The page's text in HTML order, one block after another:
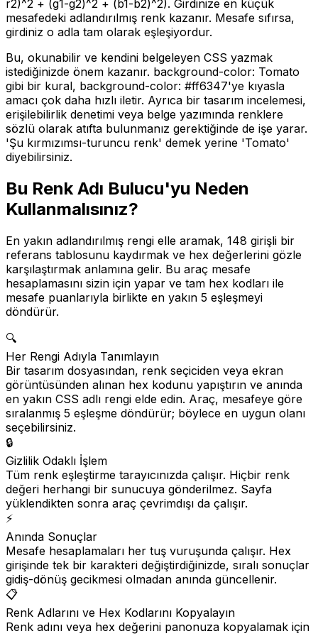
r2)^2 + (g1-g2)^2 + (b1-b2)^2). Girdinize en küçük
mesafedeki adlandırılmış renk kazanır. Mesafe sıfırsa,
girdiniz o adla tam olarak eşleşiyordur.
Bu, okunabilir ve kendini belgeleyen CSS yazmak
istediğinizde önem kazanır. background-color: Tomato
gibi bir kural, background-color: #ff6347'ye kıyasla
amacı çok daha hızlı iletir. Ayrıca bir tasarım incelemesi,
erişilebilirlik denetimi veya belge yazımında renklere
sözlü olarak atıfta bulunmanız gerektiğinde de işe yarar.
'Şu kırmızımsı-turuncu renk' demek yerine 'Tomato'
diyebilirsiniz.
Bu Renk Adı Bulucu'yu Neden
Kullanmalısınız?
En yakın adlandırılmış rengi elle aramak, 148 girişli bir
referans tablosunu kaydırmak ve hex değerlerini gözle
karşılaştırmak anlamına gelir. Bu araç mesafe
hesaplamasını sizin için yapar ve tam hex kodları ile
mesafe puanlarıyla birlikte en yakın 5 eşleşmeyi
döndürür.
🔍
Her Rengi Adıyla Tanımlayın
Bir tasarım dosyasından, renk seçiciden veya ekran
görüntüsünden alınan hex kodunu yapıştırın ve anında
en yakın CSS adlı rengi elde edin. Araç, mesafeye göre
sıralanmış 5 eşleşme döndürür; böylece en uygun olanı
seçebilirsiniz.
🔒
Gizlilik Odaklı İşlem
Tüm renk eşleştirme tarayıcınızda çalışır. Hiçbir renk
değeri herhangi bir sunucuya gönderilmez. Sayfa
yüklendikten sonra araç çevrimdışı da çalışır.
⚡
Anında Sonuçlar
Mesafe hesaplamaları her tuş vuruşunda çalışır. Hex
girişinde tek bir karakteri değiştirdiğinizde, sıralı sonuçlar
gidiş-dönüş gecikmesi olmadan anında güncellenir.
📋
Renk Adlarını ve Hex Kodlarını Kopyalayın
Renk adını veya hex değerini panonuza kopyalamak için